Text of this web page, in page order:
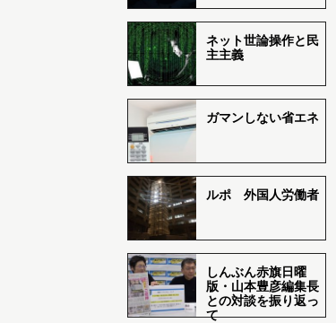
ネット世論操作と民
主主義
ガマンしない省エネ
ルポ 外国人労働者
しんぶん赤旗日曜
版・山本豊彦編集長
との対談を振り返っ
て